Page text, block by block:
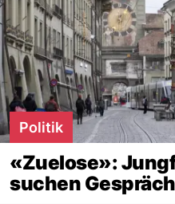
Politik
«Zuelose»:
suchen